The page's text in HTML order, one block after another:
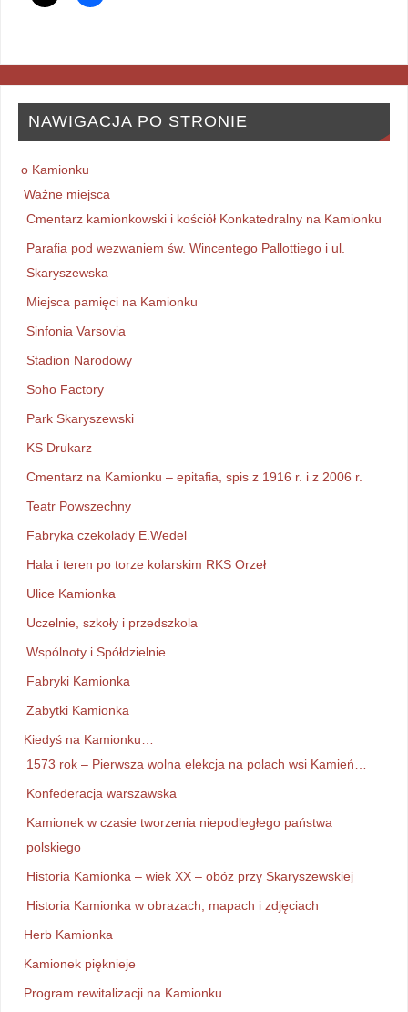
NAWIGACJA PO STRONIE
o Kamionku
Ważne miejsca
Cmentarz kamionkowski i kościół Konkatedralny na Kamionku
Parafia pod wezwaniem św. Wincentego Pallottiego i ul.
Skaryszewska
Miejsca pamięci na Kamionku
Sinfonia Varsovia
Stadion Narodowy
Soho Factory
Park Skaryszewski
KS Drukarz
Cmentarz na Kamionku – epitafia, spis z 1916 r. i z 2006 r.
Teatr Powszechny
Fabryka czekolady E.Wedel
Hala i teren po torze kolarskim RKS Orzeł
Ulice Kamionka
Uczelnie, szkoły i przedszkola
Wspólnoty i Spółdzielnie
Fabryki Kamionka
Zabytki Kamionka
Kiedyś na Kamionku…
1573 rok – Pierwsza wolna elekcja na polach wsi Kamień…
Konfederacja warszawska
Kamionek w czasie tworzenia niepodległego państwa
polskiego
Historia Kamionka – wiek XX – obóz przy Skaryszewskiej
Historia Kamionka w obrazach, mapach i zdjęciach
Herb Kamionka
Kamionek pięknieje
Program rewitalizacji na Kamionku